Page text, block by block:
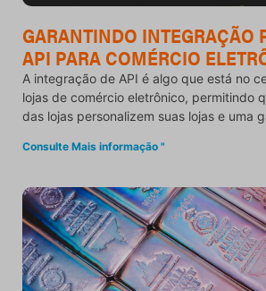
GARANTINDO INTEGRAÇÃO
API PARA COMÉRCIO
A integração de API é algo que está no
lojas de comércio eletrônico, permitindo
das lojas personalizem suas lojas e uma
Consulte Mais informação "